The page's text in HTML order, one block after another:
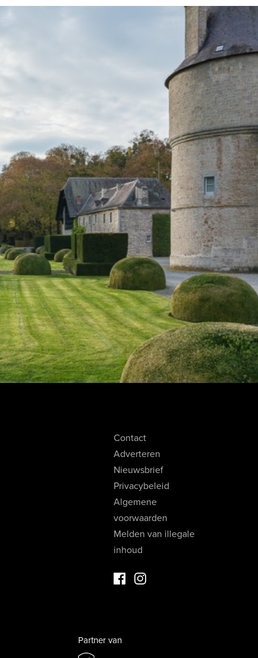
Contact
Adverteren
Nieuwsbrief
Privacybeleid
Algemene
voorwaarden
Melden van illegale
inhoud
Facebook Luxevastgoed
Instagram Luxevastgoed
Partner van